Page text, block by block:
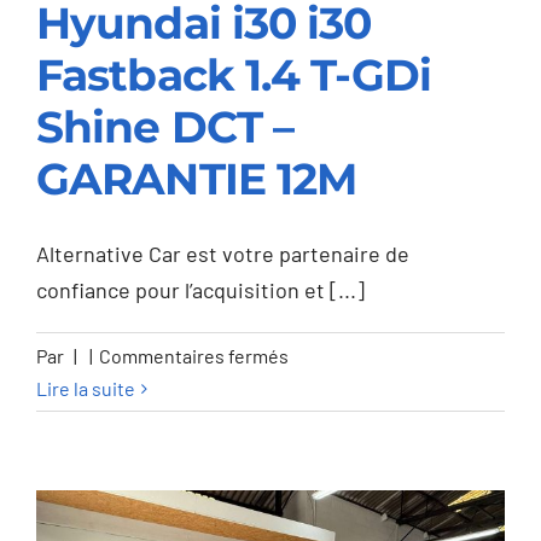
Hyundai i30 i30
Fastback 1.4 T-GDi
Shine DCT –
Hyundai i30 i30
Fastback 1.4 T-GDi
Shine DCT –
GARANTIE 12M
Alternative Car est votre partenaire de
confiance pour l’acquisition et [...]
Par | | Commentaires fermés
i30
Fastback
1.4
Lire la suite